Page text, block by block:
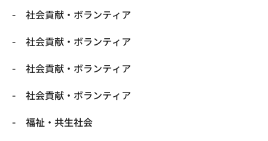
社会貢献・ボランティア
社会貢献・ボランティア
社会貢献・ボランティア
社会貢献・ボランティア
福祉・共生社会